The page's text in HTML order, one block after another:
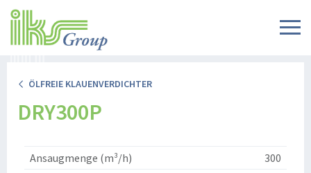
ÖLFREIE KLAUENVERDICHTER
DRY300P
Ansaugmenge (m³/h)
300